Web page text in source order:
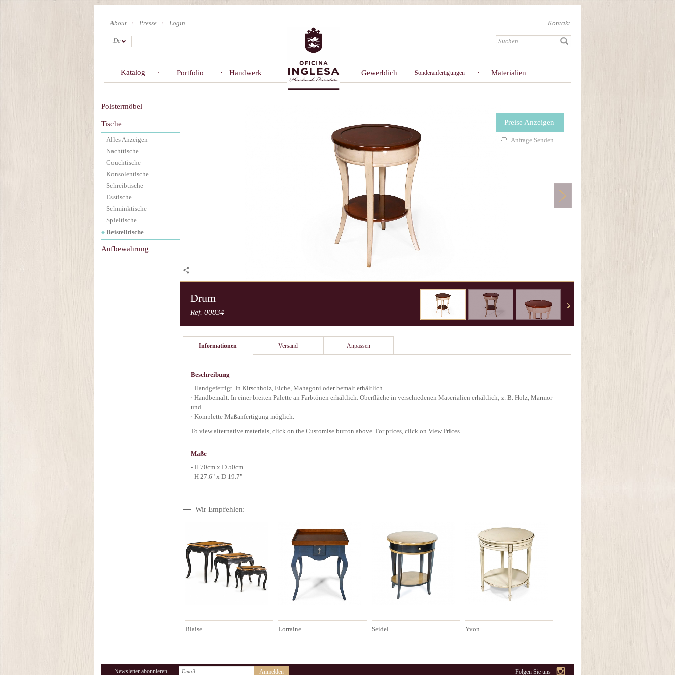
About Presse Login Kontakt
De
Katalog Portfolio Handwerk Gewerblich Sonderanfertigungen Materialien
Polstermöbel
Tische
Alles Anzeigen
Nachttische
Couchtische
Konsolentische
Schreibtische
Esstische
Schminktische
Spieltische
Beistelltische
Aufbewahrung
Preise Anzeigen
Anfrage Senden
Drum
Ref. 00834
Informationen Versand Anpassen
Beschreibung
· Handgefertigt. In Kirschholz, Eiche, Mahagoni oder bemalt erhältlich.
· Handbemalt. In einer breiten Palette an Farbtönen erhältlich. Oberfläche in verschiedenen Materialien erhältlich; z. B. Holz, Marmor
und
· Komplette Maßanfertigung möglich.
To view alternative materials, click on the Customise button above. For prices, click on View Prices.
Maße
- H 70cm x D 50cm
- H 27.6" x D 19.7"
Wir Empfehlen:
Blaise Lorraine Seidel Yvon
Newsletter abonnieren Anmelden Folgen Sie uns